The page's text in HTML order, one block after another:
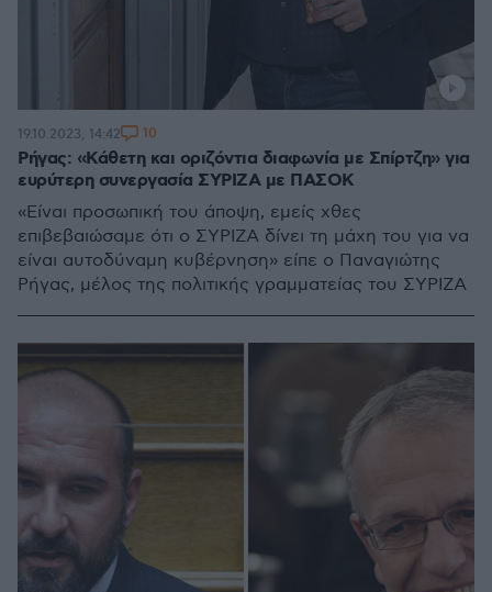
Ρήγας: «Κάθετη και οριζόντια διαφωνία με Σπίρτζη» για
ευρύτερη συνεργασία ΣΥΡΙΖΑ με ΠΑΣΟΚ
«Είναι προσωπική του άποψη, εμείς χθες
επιβεβαιώσαμε ότι ο ΣΥΡΙΖΑ δίνει τη μάχη του για να
είναι αυτοδύναμη κυβέρνηση» είπε ο Παναγιώτης
Ρήγας, μέλος της πολιτικής γραμματείας του ΣΥΡΙΖΑ
19.10.2023, 14:42 10